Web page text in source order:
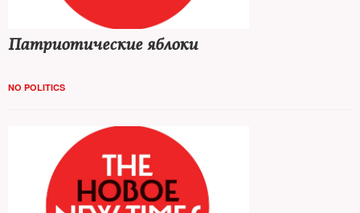
Патриотические яблоки
NO POLITICS